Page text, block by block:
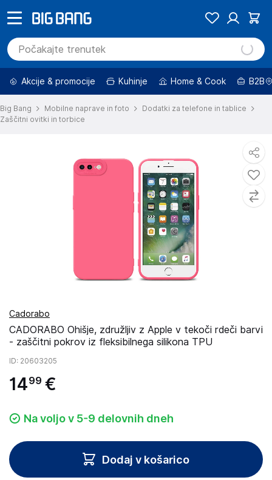
Akcije & promocije Kuhinje Home & Cook B2B
Big Bang Mobilne naprave in foto
Dodatki za telefone in tablice
Zaščitni ovitki in torbice
Cadorabo
CADORABO Ohišje, združljiv z Apple v tekoči rdeči barvi
- zaščitni pokrov iz fleksibilnega silikona TPU
ID: 20603205
1499 €
Na voljo v 5-9 delovnih dneh
Dodaj v košarico